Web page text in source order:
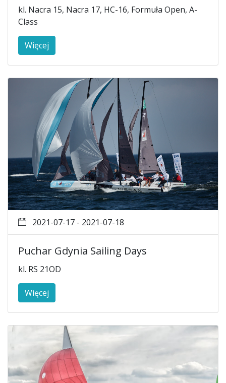
kl. Nacra 15, Nacra 17, HC-16, Formuła Open, A-
Class
Więcej
2021-07-17 - 2021-07-18
Puchar Gdynia Sailing Days
kl. RS 21OD
Więcej